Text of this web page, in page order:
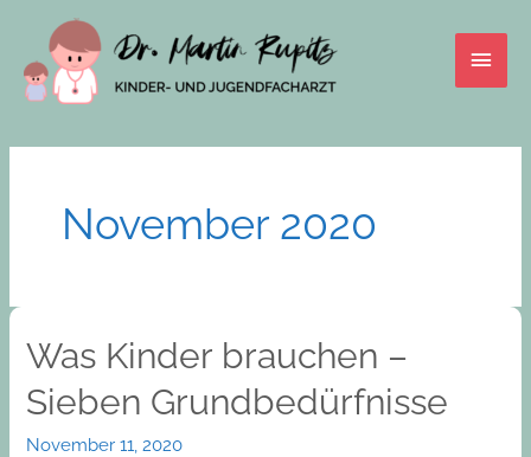
content
Main
November 2020
Was Kinder brauchen –
Sieben Grundbedürfnisse
November 11, 2020
Was
brauchen
–